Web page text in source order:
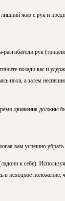
жир с рук и
рук
позади вас и
пола, а затем
движения должны
вам успешно
к себе).
в исходное